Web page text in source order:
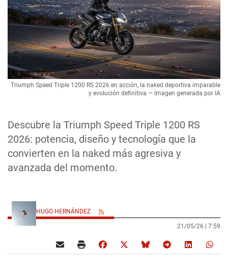
Descubre la Triumph Speed Triple 1200 RS
2026: potencia, diseño y tecnología que la
convierten en la naked más agresiva y
avanzada del momento.
Triumph Speed Triple 1200 RS 2026 en acción, la naked deportiva imparable
y evolución definitiva — Imagen generada por IA
HUGO HERNÁNDEZ
21/05/26 | 7:59